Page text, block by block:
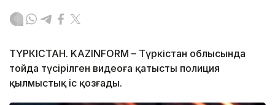
ТҮРКІСТАН. KAZINFORM – Түркістан облысында
тойда түсірілген видеоға қатысты полиция
қылмыстық іс қозғады.